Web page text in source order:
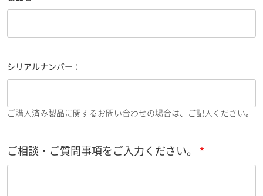
シリアルナンバー：
ご購入済み製品に関するお問い合わせの場合は、ご記入ください。
ご相談・ご質問事項をご入力ください。